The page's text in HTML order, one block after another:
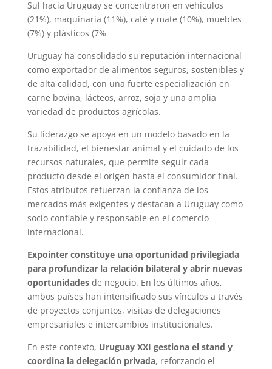
Sul hacia Uruguay se concentraron en vehículos
(21%), maquinaria (11%), café y mate (10%), muebles
(7%) y plásticos (7%
Uruguay ha consolidado su reputación internacional
como exportador de alimentos seguros, sostenibles y
de alta calidad, con una fuerte especialización en
carne bovina, lácteos, arroz, soja y una amplia
variedad de productos agrícolas.
Su liderazgo se apoya en un modelo basado en la
trazabilidad, el bienestar animal y el cuidado de los
recursos naturales, que permite seguir cada
producto desde el origen hasta el consumidor final.
Estos atributos refuerzan la confianza de los
mercados más exigentes y destacan a Uruguay como
socio confiable y responsable en el comercio
internacional.
Expointer constituye una oportunidad privilegiada
para profundizar la relación bilateral y abrir nuevas
oportunidades de negocio. En los últimos años,
ambos países han intensificado sus vínculos a través
de proyectos conjuntos, visitas de delegaciones
empresariales e intercambios institucionales.
En este contexto, Uruguay XXI gestiona el stand y
coordina la delegación privada, reforzando el